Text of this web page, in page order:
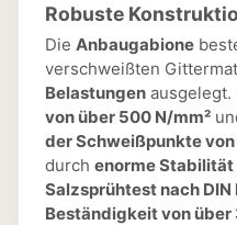
Robuste
Die Anbaugabione
verschweißten
Belastungen
von über 500 N/mm²
der Schweißpunkte
durch enorme Stabilität
Salzsprühtest nach DIN
Beständigkeit von